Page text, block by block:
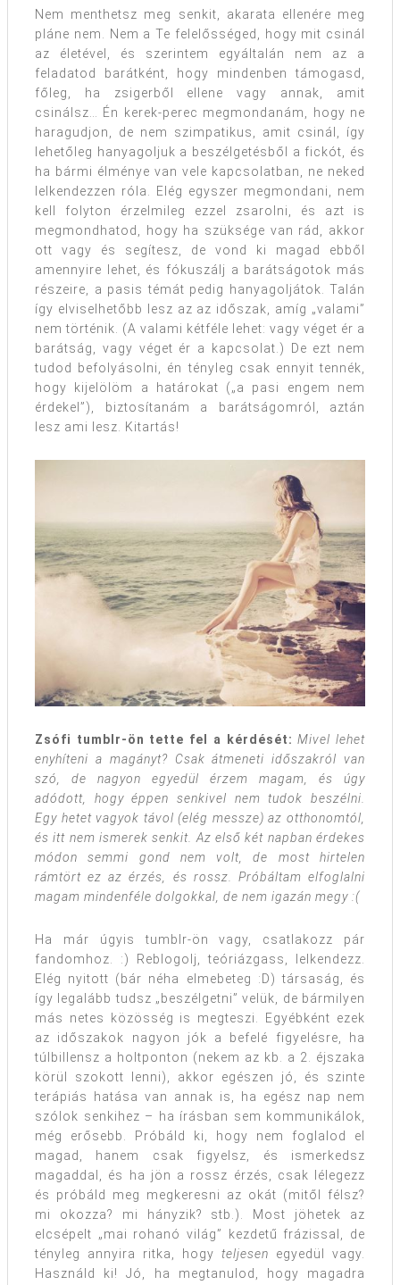
Nem menthetsz meg senkit, akarata ellenére meg
pláne nem. Nem a Te felelősséged, hogy mit csinál
az életével, és szerintem egyáltalán nem az a
feladatod barátként, hogy mindenben támogasd,
főleg, ha zsigerből ellene vagy annak, amit
csinálsz… Én kerek-perec megmondanám, hogy ne
haragudjon, de nem szimpatikus, amit csinál, így
lehetőleg hanyagoljuk a beszélgetésből a fickót, és
ha bármi élménye van vele kapcsolatban, ne neked
lelkendezzen róla. Elég egyszer megmondani, nem
kell folyton érzelmileg ezzel zsarolni, és azt is
megmondhatod, hogy ha szüksége van rád, akkor
ott vagy és segítesz, de vond ki magad ebből
amennyire lehet, és fókuszálj a barátságotok más
részeire, a pasis témát pedig hanyagoljátok. Talán
így elviselhetőbb lesz az az időszak, amíg „valami”
nem történik. (A valami kétféle lehet: vagy véget ér a
barátság, vagy véget ér a kapcsolat.) De ezt nem
tudod befolyásolni, én tényleg csak ennyit tennék,
hogy kijelölöm a határokat („a pasi engem nem
érdekel”), biztosítanám a barátságomról, aztán
lesz ami lesz. Kitartás!
Zsófi tumblr-ön tette fel a kérdését:Mivel lehet
enyhíteni a magányt? Csak átmeneti időszakról van
szó, de nagyon egyedül érzem magam, és úgy
adódott, hogy éppen senkivel nem tudok beszélni.
Egy hetet vagyok távol (elég messze) az otthonomtól,
és itt nem ismerek senkit. Az első két napban érdekes
módon semmi gond nem volt, de most hirtelen
rámtört ez az érzés, és rossz. Próbáltam elfoglalni
magam mindenféle dolgokkal, de nem igazán megy :(
Ha már úgyis tumblr-ön vagy, csatlakozz pár
fandomhoz. :) Reblogolj, teóriázgass, lelkendezz.
Elég nyitott (bár néha elmebeteg :D) társaság, és
így legalább tudsz „beszélgetni” velük, de bármilyen
más netes közösség is megteszi. Egyébként ezek
az időszakok nagyon jók a befelé figyelésre, ha
túlbillensz a holtponton (nekem az kb. a 2. éjszaka
körül szokott lenni), akkor egészen jó, és szinte
terápiás hatása van annak is, ha egész nap nem
szólok senkihez – ha írásban sem kommunikálok,
még erősebb. Próbáld ki, hogy nem foglalod el
magad, hanem csak figyelsz, és ismerkedsz
magaddal, és ha jön a rossz érzés, csak lélegezz
és próbáld meg megkeresni az okát (mitől félsz?
mi okozza? mi hányzik? stb.). Most jöhetek az
elcsépelt „mai rohanó világ” kezdetű frázissal, de
tényleg annyira ritka, hogy teljesen egyedül vagy.
Használd ki! Jó, ha megtanulod, hogy magadra